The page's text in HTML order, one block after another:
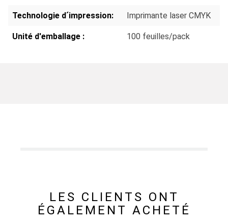
Technologie d´impression: Imprimante laser CMYK
Unité d'emballage : 100 feuilles/pack
LES CLIENTS ONT
ÉGALEMENT ACHETÉ